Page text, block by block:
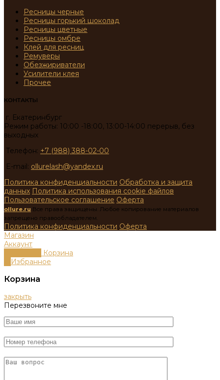
Ресницы черные
Ресницы горький шоколад
Ресницы цветные
Ресницы омбре
Клей для ресниц
Ремуверы
Обезжириватели
Усилители клея
Прочее
КОНТАКТЫ
г. Екатеринбург
Режим работы: 10:00 -18:00, 13:00-14:00 перерыв, без
выходных
Телефон: +7 (988) 388-02-00
E-mail: ollurelash@yandex.ru
Политика конфиденциальности Обработка и защита
данных Политика использования cookie файлов
Пользовательское соглашение Оферта
ollure.ru Все права защищены. Любое копирование материалов
запрещено правообладателем.
Политика конфиденциальности Оферта
Магазин
Аккаунт
Корзина
Избранное
Корзина
закрыть
Перезвоните мне